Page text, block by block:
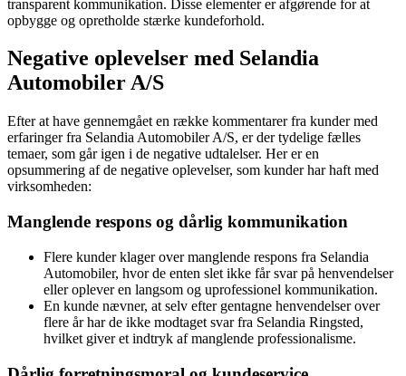
transparent kommunikation. Disse elementer er afgørende for at
opbygge og opretholde stærke kundeforhold.
Negative oplevelser med Selandia
Automobiler A/S
Efter at have gennemgået en række kommentarer fra kunder med
erfaringer fra Selandia Automobiler A/S, er der tydelige fælles
temaer, som går igen i de negative udtalelser. Her er en
opsummering af de negative oplevelser, som kunder har haft med
virksomheden:
Manglende respons og dårlig kommunikation
Flere kunder klager over manglende respons fra Selandia
Automobiler, hvor de enten slet ikke får svar på henvendelser
eller oplever en langsom og uprofessionel kommunikation.
En kunde nævner, at selv efter gentagne henvendelser over
flere år har de ikke modtaget svar fra Selandia Ringsted,
hvilket giver et indtryk af manglende professionalisme.